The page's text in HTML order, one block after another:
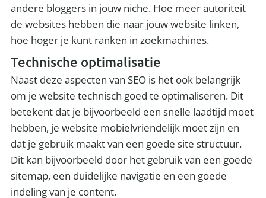
andere bloggers in jouw niche. Hoe meer autoriteit
de websites hebben die naar jouw website linken,
hoe hoger je kunt ranken in zoekmachines.
Technische optimalisatie
Naast deze aspecten van SEO is het ook belangrijk
om je website technisch goed te optimaliseren. Dit
betekent dat je bijvoorbeeld een snelle laadtijd moet
hebben, je website mobielvriendelijk moet zijn en
dat je gebruik maakt van een goede site structuur.
Dit kan bijvoorbeeld door het gebruik van een goede
sitemap, een duidelijke navigatie en een goede
indeling van je content.